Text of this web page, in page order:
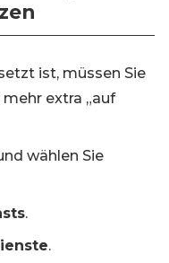
ist, müssen Sie
extra „auf
wählen Sie
.
.